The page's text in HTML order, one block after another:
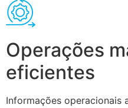
Operações
eficientes
Informações operacionais